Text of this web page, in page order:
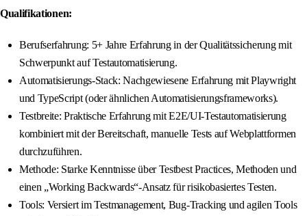
Qualifikationen:
Berufserfahrung: 5+ Jahre Erfahrung in der Qualitätssicherung mit
Schwerpunkt auf Testautomatisierung.
Automatisierungs-Stack: Nachgewiesene Erfahrung mit Playwright
und TypeScript (oder ähnlichen Automatisierungsframeworks).
Testbreite: Praktische Erfahrung mit E2E/UI-Testautomatisierung
kombiniert mit der Bereitschaft, manuelle Tests auf Webplattformen
durchzuführen.
Methode: Starke Kenntnisse über Testbest Practices, Methoden und
einen „Working Backwards“-Ansatz für risikobasiertes Testen.
Tools: Versiert im Testmanagement, Bug-Tracking und agilen Tools